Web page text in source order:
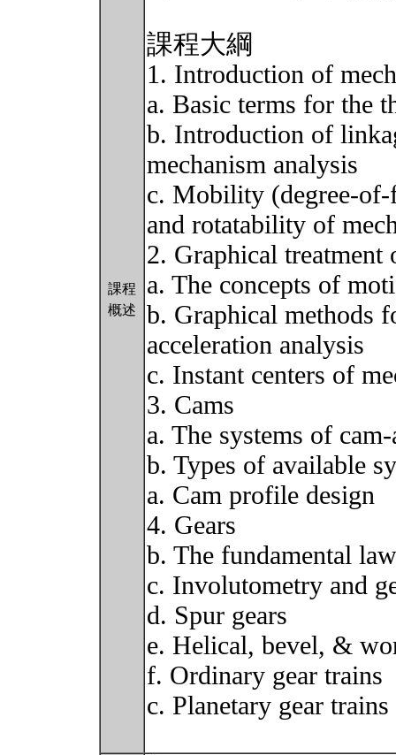
課程
概述
課程大綱
1. Introduction of
a. Basic terms for the
b. Introduction of
mechanism analysis
c. Mobility (degree-of-
and rotatability of
2. Graphical treatment
a. The concepts of
b. Graphical methods
acceleration analysis
c. Instant centers of
3. Cams
a. The systems of
b. Types of available
a. Cam profile design
4. Gears
b. The fundamental
c. Involutometry and
d. Spur gears
e. Helical, bevel, &
f. Ordinary gear trains
c. Planetary gear trains